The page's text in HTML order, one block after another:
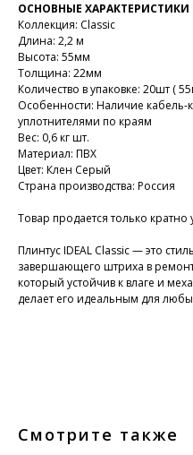
ОСНОВНЫЕ ХАРАКТЕРИСТИКИ
Коллекция: Classic
Длина: 2,2 м
Высота: 55мм
Толщина: 22мм
Количество в упаковке: 20шт (
Особенности: Наличие
уплотнителями по краям
Вес: 0,6 кг шт.
Материал: ПВХ
Цвет: Клен Серый
Страна производства: Россия
Товар продается только кратно
Плинтус IDEAL Classic — это
завершающего штриха в
который устойчив к влаге и
делает его идеальным для
Смотрите также